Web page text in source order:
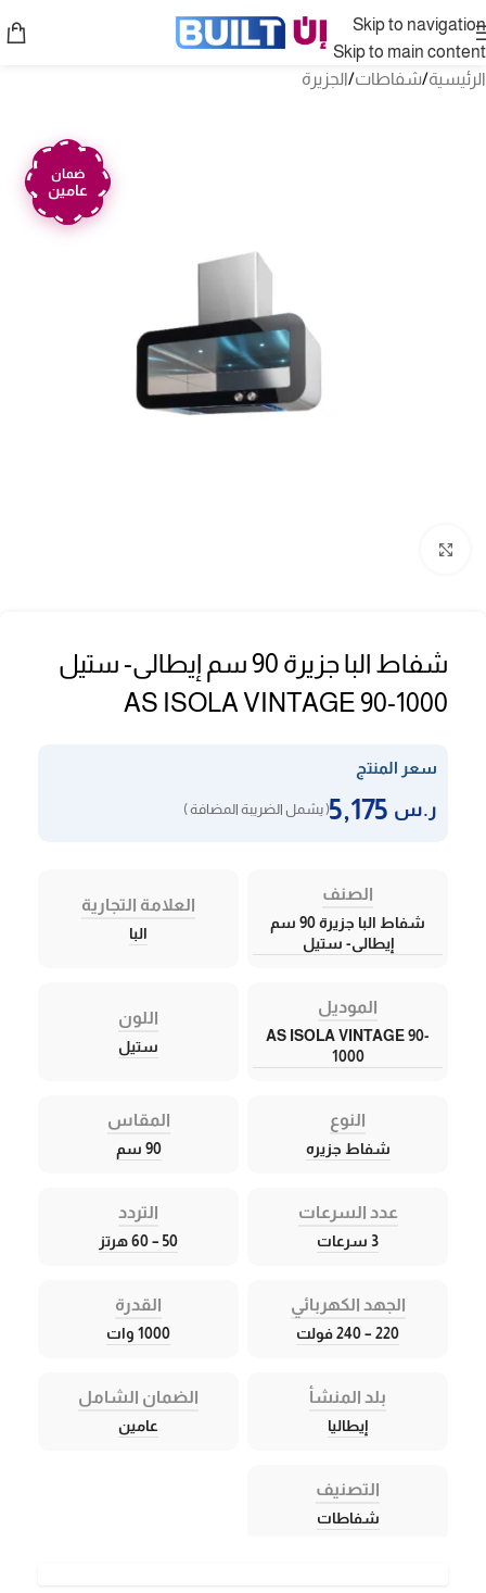
Skip to navigation
Skip to main content
الرئيسية/شفاطات/الجزيرة
ضمان
عامين
شفاط البا جزيرة 90 سم إيطالى- ستيل
AS ISOLA VINTAGE 90-1000
سعر المنتج
ر.س ( يشمل الضريبة المضافة )
الصنف
شفاط البا جزيرة 90 سم
إيطالى- ستيل
العلامة التجارية
البا
الموديل
AS ISOLA VINTAGE 90-
1000
اللون
ستيل
النوع
شفاط جزيره
المقاس
90 سم
عدد السرعات
3 سرعات
التردد
50 – 60 هرتز
الجهد الكهربائي
220 – 240 فولت
القدرة
1000 وات
بلد المنشأ
إيطاليا
الضمان الشامل
عامين
التصنيف
شفاطات